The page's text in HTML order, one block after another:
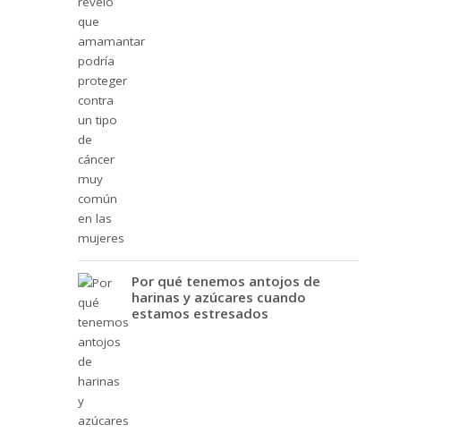
Por qué tenemos antojos de
harinas y azúcares cuando
estamos estresados